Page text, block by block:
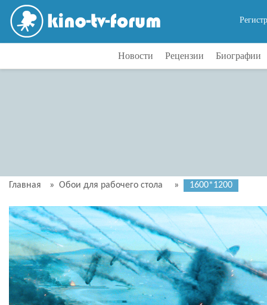
Новости Рецензии Биографии
Главная » Обои для рабочего стола » 1600*1200